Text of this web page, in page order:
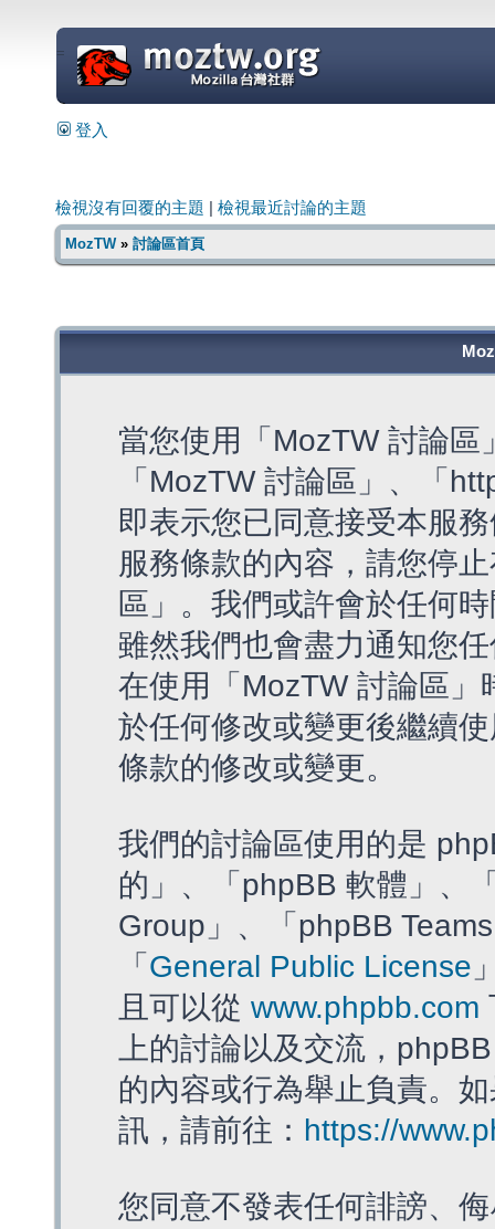
=
登入
檢視沒有回覆的主題 檢視最近討論的主題
MozTW» 討論區首頁
當您使用「MozTW 討論
「MozTW 討論區」、「
即表示您已同意接受本服
服務條款的內容，請您停
區」。我們或許會於任何
雖然我們也會盡力通知您
在使用「MozTW 討論區
於任何修改或變更後繼續
條款的修改或變更。
我們的討論區使用的是
的」、「phpBB 軟體」、
Group」、「phpBB
「 General Public License
且可以從 www.phpbb.com
上的討論以及交流，
的內容或行為舉止負責。
訊，請前往： https://
您同意不發表任何誹謗、